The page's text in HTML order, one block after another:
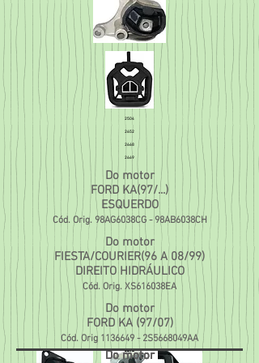
2504
2652
2668
2669
Do motor
FORD KA(97/...)
ESQUERDO
Cód. Orig. 98AG6038CG - 98AB6038CH
Do motor
FIESTA/COURIER(96 A 08/99)
DIREITO HIDRÁULICO
Cód. Orig. XS616038EA
Do motor
FORD KA (97/07)
Cód. Orig 1136649 - 2S5668049AA
Do motor
2670
2671
2672
2673
Do motor
Do motor
Do motor
Do motor